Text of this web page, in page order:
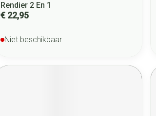
Rendier 2 En 1
€ 22,95
Niet beschikbaar